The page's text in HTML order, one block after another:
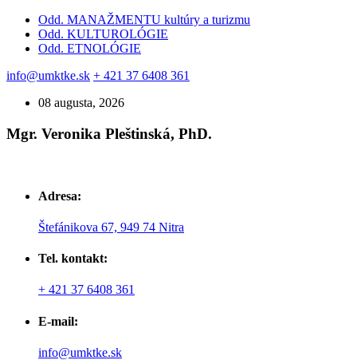
Odd. MANAŽMENTU kultúry a turizmu
Odd. KULTUROLÓGIE
Odd. ETNOLÓGIE
info@umktke.sk + 421 37 6408 361
08 augusta, 2026
Mgr. Veronika Pleštinská, PhD.
Adresa:
Štefánikova 67, 949 74 Nitra
Tel. kontakt:
+ 421 37 6408 361
E-mail:
info@umktke.sk